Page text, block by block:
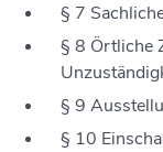
§ 7
§ 8 Örtliche
§ 9
§ 10